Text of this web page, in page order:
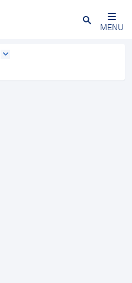
Schließen
MENU